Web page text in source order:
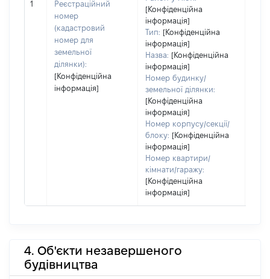
1
Реєстраційний
номер
(кадастровий
номер для
земельної
ділянки):
[Конфіденційна
інформація]
[Конфіденційна
інформація]
Тип: [Конфіденційна
інформація]
Назва: [Конфіденційна
інформація]
Номер будинку/
земельної ділянки:
[Конфіденційна
інформація]
Номер корпусу/секції/
блоку: [Конфіденційна
інформація]
Номер квартири/
кімнати/гаражу:
[Конфіденційна
інформація]
4. Об'єкти незавершеного
будівництва